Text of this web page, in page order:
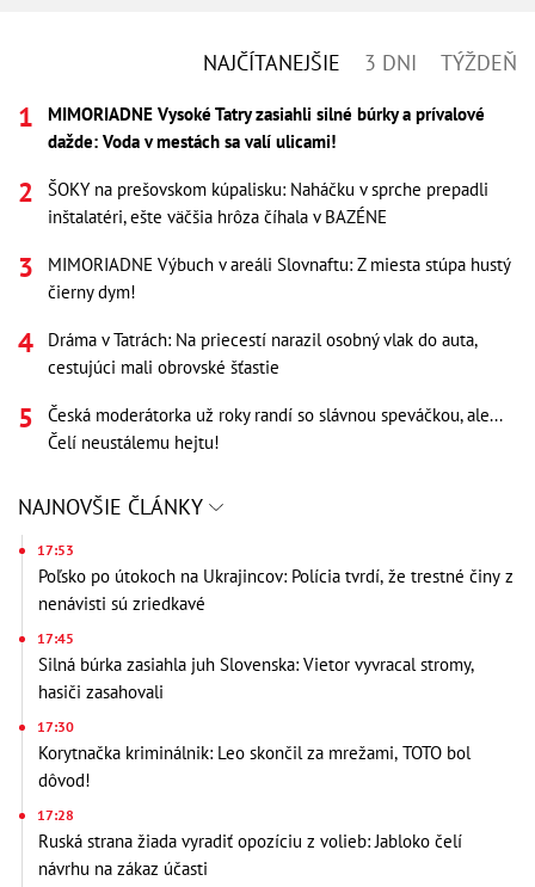
NAJČÍTANEJŠIE 3 DNI TÝŽDEŇ
MIMORIADNE Vysoké Tatry zasiahli silné búrky a prívalové
dažde: Voda v mestách sa valí ulicami!
ŠOKY na prešovskom kúpalisku: Naháčku v sprche prepadli
inštalatéri, ešte väčšia hrôza číhala v BAZÉNE
MIMORIADNE Výbuch v areáli Slovnaftu: Z miesta stúpa hustý
čierny dym!
Dráma v Tatrách: Na priecestí narazil osobný vlak do auta,
cestujúci mali obrovské šťastie
Česká moderátorka už roky randí so slávnou speváčkou, ale...
Čelí neustálemu hejtu!
NAJNOVŠIE ČLÁNKY
17:53
Poľsko po útokoch na Ukrajincov: Polícia tvrdí, že trestné činy z
nenávisti sú zriedkavé
17:45
Silná búrka zasiahla juh Slovenska: Vietor vyvracal stromy,
hasiči zasahovali
17:30
Korytnačka kriminálnik: Leo skončil za mrežami, TOTO bol
dôvod!
17:28
Ruská strana žiada vyradiť opozíciu z volieb: Jabloko čelí
návrhu na zákaz účasti